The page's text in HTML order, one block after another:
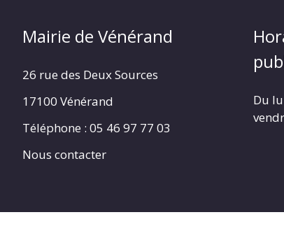
Mairie de Vénérand
26 rue des Deux Sources
17100 Vénérand
Téléphone : 05 46 97 77 03
Nous contacter
Du